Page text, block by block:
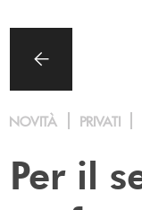
NOVITÀ PRIVATI
Per il